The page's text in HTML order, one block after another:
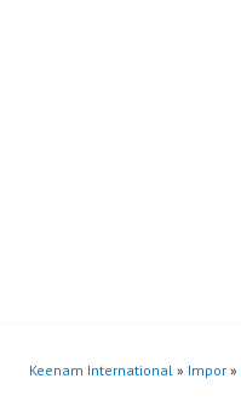
Keenam International » Impor »